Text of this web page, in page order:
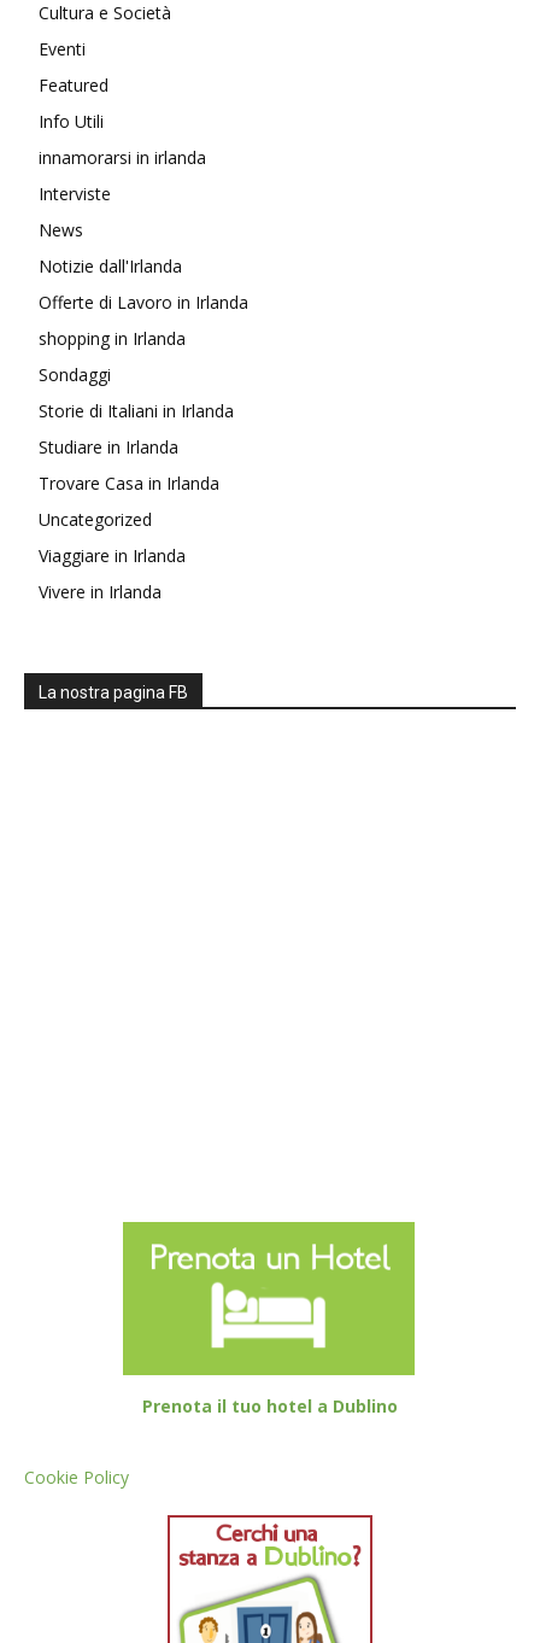
Cultura e Società
Eventi
Featured
Info Utili
innamorarsi in irlanda
Interviste
News
Notizie dall'Irlanda
Offerte di Lavoro in Irlanda
shopping in Irlanda
Sondaggi
Storie di Italiani in Irlanda
Studiare in Irlanda
Trovare Casa in Irlanda
Uncategorized
Viaggiare in Irlanda
Vivere in Irlanda
La nostra pagina FB
Prenota il tuo hotel a Dublino
Cookie Policy